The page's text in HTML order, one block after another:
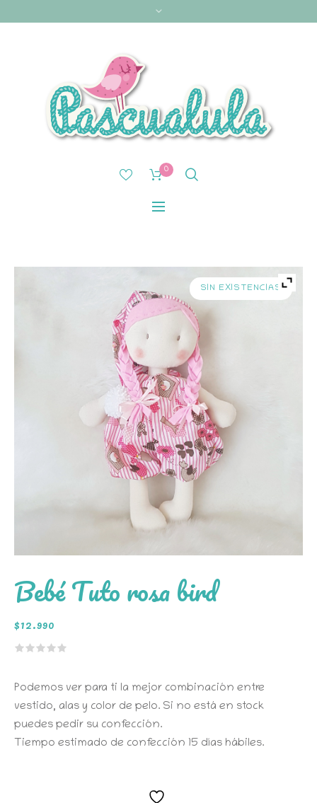
0
SIN EXISTENCIAS
Bebé Tuto rosa bird
$12.990
Podemos ver para ti la mejor combinación entre
vestido, alas y color de pelo. Si no está en stock
puedes pedir su confección.
Tiempo estimado de confección 15 días hábiles.